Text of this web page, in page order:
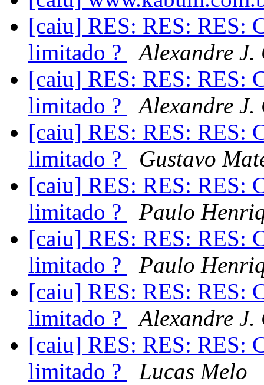
[caiu] RES: RES: RES:
limitado ?
Alexandre
[caiu] RES: RES: RES:
limitado ?
Alexandre
[caiu] RES: RES: RES:
limitado ?
Gustavo
[caiu] RES: RES: RES:
limitado ?
Paulo
[caiu] RES: RES: RES:
limitado ?
Paulo
[caiu] RES: RES: RES:
limitado ?
Alexandre
[caiu] RES: RES: RES:
limitado ?
Lucas Melo